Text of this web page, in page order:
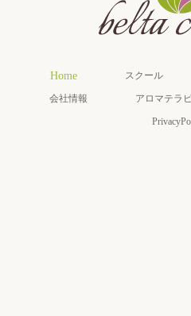
Home スクール
会社情報 アロマテラ